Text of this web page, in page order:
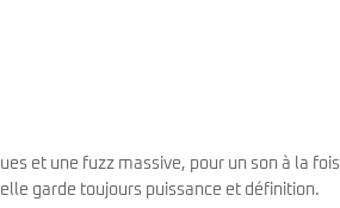
et une fuzz massive, pour un son à la fois
garde toujours puissance et définition.